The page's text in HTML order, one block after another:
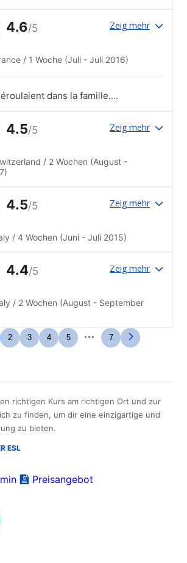
4.6/5 Zeig mehr
/ 1 Woche (Juli - Juli 2016)
dans la famille.
4.5/5 Zeig mehr
/ 2 Wochen (August -
4.5/5 Zeig mehr
/ 4 Wochen (Juni - Juli 2015)
4.4/5 Zeig mehr
/ 2 Wochen (August - September
2 3 4 5 ... 7
richtigen Kurs am richtigen Ort und zur
zu finden, um dir eine einzigartige und
zu bieten.
ESL
Preisangebot